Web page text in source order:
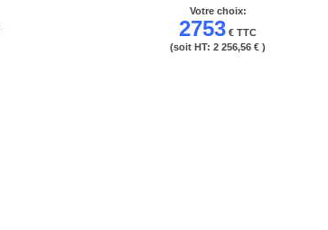
Votre choix:
2753 € TTC
(soit HT: 2 256,56 € )